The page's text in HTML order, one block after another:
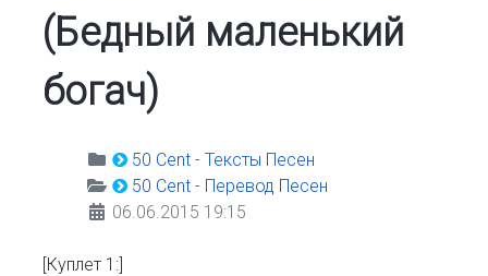
(Бедный маленький
богач)
50 Cent - Тексты Песен
50 Cent - Перевод Песен
06.06.2015 19:15
[Куплет 1:]